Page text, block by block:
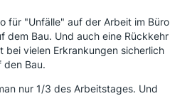
für "Unfälle" auf der Arbeit im Büro
dem Bau. Und auch eine Rückkehr
bei vielen Erkrankungen sicherlich
den Bau.
nur 1/3 des Arbeitstages. Und